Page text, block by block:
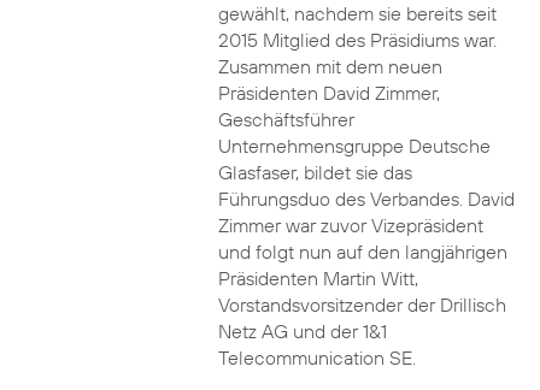
gewählt, nachdem sie bereits seit
2015 Mitglied des Präsidiums war.
Zusammen mit dem neuen
Präsidenten David Zimmer,
Geschäftsführer
Unternehmensgruppe Deutsche
Glasfaser, bildet sie das
Führungsduo des Verbandes. David
Zimmer war zuvor Vizepräsident
und folgt nun auf den langjährigen
Präsidenten Martin Witt,
Vorstandsvorsitzender der Drillisch
Netz AG und der 1&1
Telecommunication SE.